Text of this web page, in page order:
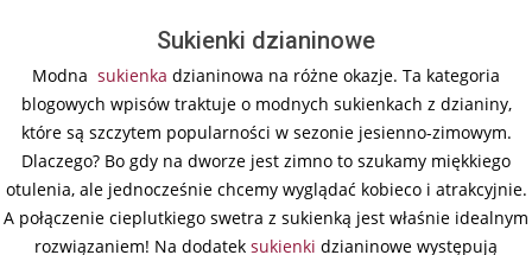
Sukienki dzianinowe
Modna sukienka dzianinowa na różne okazje. Ta kategoria
blogowych wpisów traktuje o modnych sukienkach z dzianiny,
które są szczytem popularności w sezonie jesienno-zimowym.
Dlaczego? Bo gdy na dworze jest zimno to szukamy miękkiego
otulenia, ale jednocześnie chcemy wyglądać kobieco i atrakcyjnie.
A połączenie cieplutkiego swetra z sukienką jest właśnie idealnym
rozwiązaniem! Na dodatek sukienki dzianinowe występują